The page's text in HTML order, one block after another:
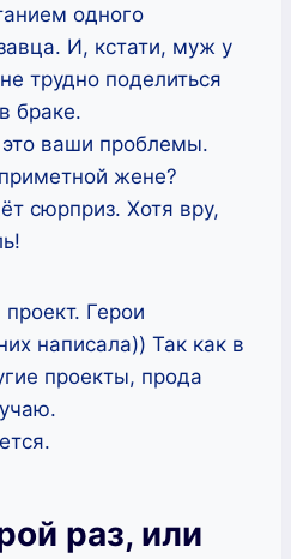
одного
И, кстати, муж у
трудно поделиться
браке.
ваши проблемы.
жене?
сюрприз. Хотя вру,
Герои
написала)) Так как в
проекты, прода
раз, или